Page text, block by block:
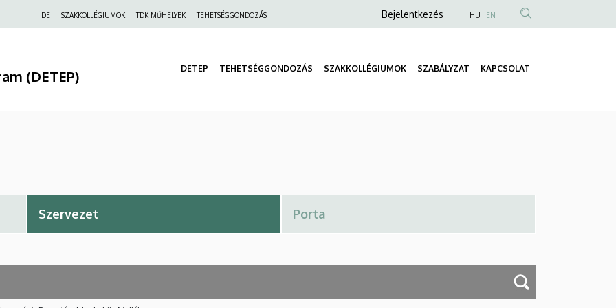
Felső
DE SZAKKOLLÉGIUMOK TDK MŰHELYEK TEHETSÉGGONDOZÁS
Anonim
menüje
Bejelentkezés HU EN
(DETEP) DETEP TEHETSÉGGONDOZÁS SZAKKOLLÉGIUMOK SZABÁLYZAT KAPCSOLAT